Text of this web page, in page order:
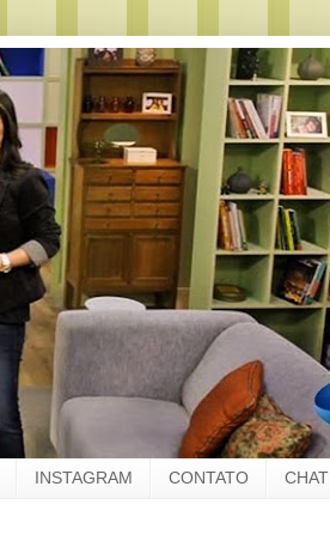
INSTAGRAM CONTATO CHAT